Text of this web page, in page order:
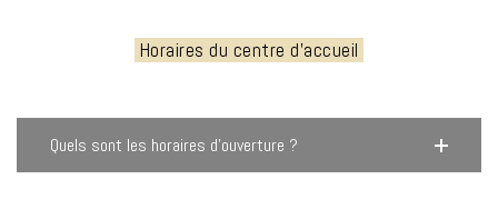
Horaires du centre d'accueil
Quels sont les horaires d’ouverture ?